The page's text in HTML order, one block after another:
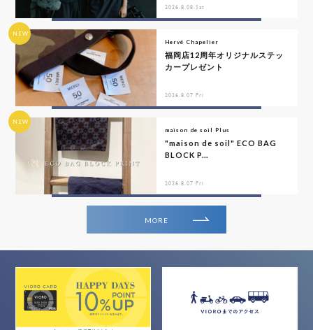
2026.8.08 Sat
NEW
Hervé Chapelier
福岡店12周年オリジナルステッ
カープレゼント
2026.8.07 Fri
NEW
maison de soil Plus
"maison de soil" ECO BAG
BLOCK P...
2026.8.07 Fri
MORE